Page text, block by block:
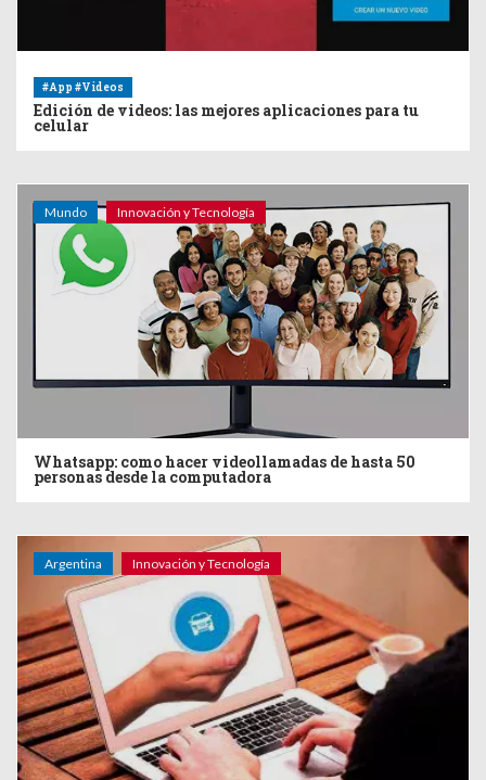
#App #Videos
Edición de videos: las mejores aplicaciones para tu
celular
Mundo Innovación y Tecnología
Whatsapp: como hacer videollamadas de hasta 50
personas desde la computadora
Argentina Innovación y Tecnología